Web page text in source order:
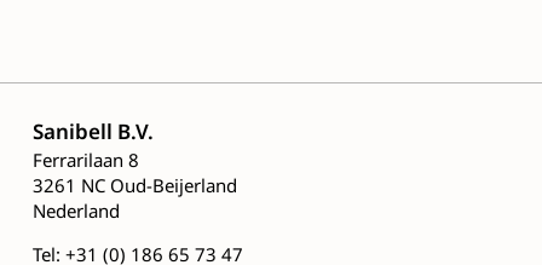
Sanibell B.V.
Ferrarilaan 8
3261 NC Oud-Beijerland
Nederland
Tel: +31 (0) 186 65 73 47